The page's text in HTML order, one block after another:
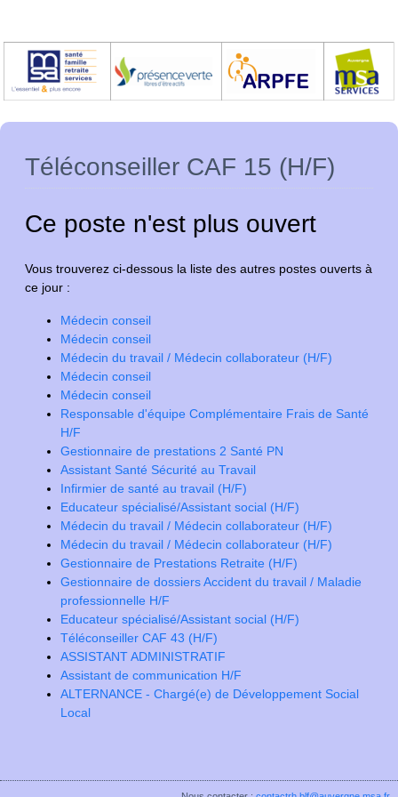
Téléconseiller CAF 15 (H/F)
Ce poste n'est plus ouvert
Vous trouverez ci-dessous la liste des autres postes ouverts à
ce jour :
Médecin conseil
Médecin conseil
Médecin du travail / Médecin collaborateur (H/F)
Médecin conseil
Médecin conseil
Responsable d'équipe Complémentaire Frais de Santé
H/F
Gestionnaire de prestations 2 Santé PN
Assistant Santé Sécurité au Travail
Infirmier de santé au travail (H/F)
Educateur spécialisé/Assistant social (H/F)
Médecin du travail / Médecin collaborateur (H/F)
Médecin du travail / Médecin collaborateur (H/F)
Gestionnaire de Prestations Retraite (H/F)
Gestionnaire de dossiers Accident du travail / Maladie
professionnelle H/F
Educateur spécialisé/Assistant social (H/F)
Téléconseiller CAF 43 (H/F)
ASSISTANT ADMINISTRATIF
Assistant de communication H/F
ALTERNANCE - Chargé(e) de Développement Social
Local